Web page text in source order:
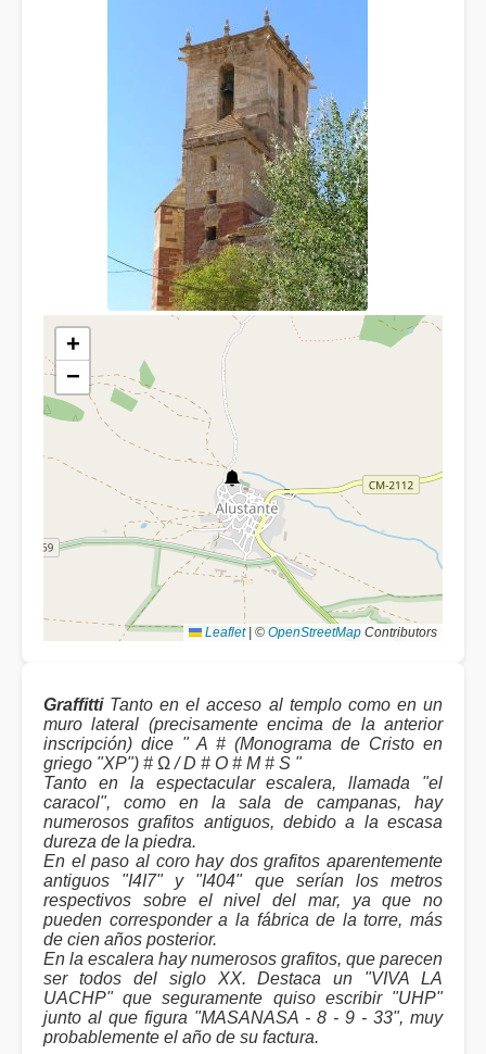
+
−
Leaflet © OpenStreetMap Contributors
GraffittiTanto en el acceso al templo como en un
muro lateral (precisamente encima de la anterior
inscripción) dice " A # (Monograma de Cristo en
griego "XP") # Ω / D # O # M # S "
Tanto en la espectacular escalera, llamada "el
caracol", como en la sala de campanas, hay
numerosos grafitos antiguos, debido a la escasa
dureza de la piedra.
En el paso al coro hay dos grafitos aparentemente
antiguos "I4I7" y "I404" que serían los metros
respectivos sobre el nivel del mar, ya que no
pueden corresponder a la fábrica de la torre, más
de cien años posterior.
En la escalera hay numerosos grafitos, que parecen
ser todos del siglo XX. Destaca un "VIVA LA
UACHP" que seguramente quiso escribir "UHP"
junto al que figura "MASANASA - 8 - 9 - 33", muy
probablemente el año de su factura.